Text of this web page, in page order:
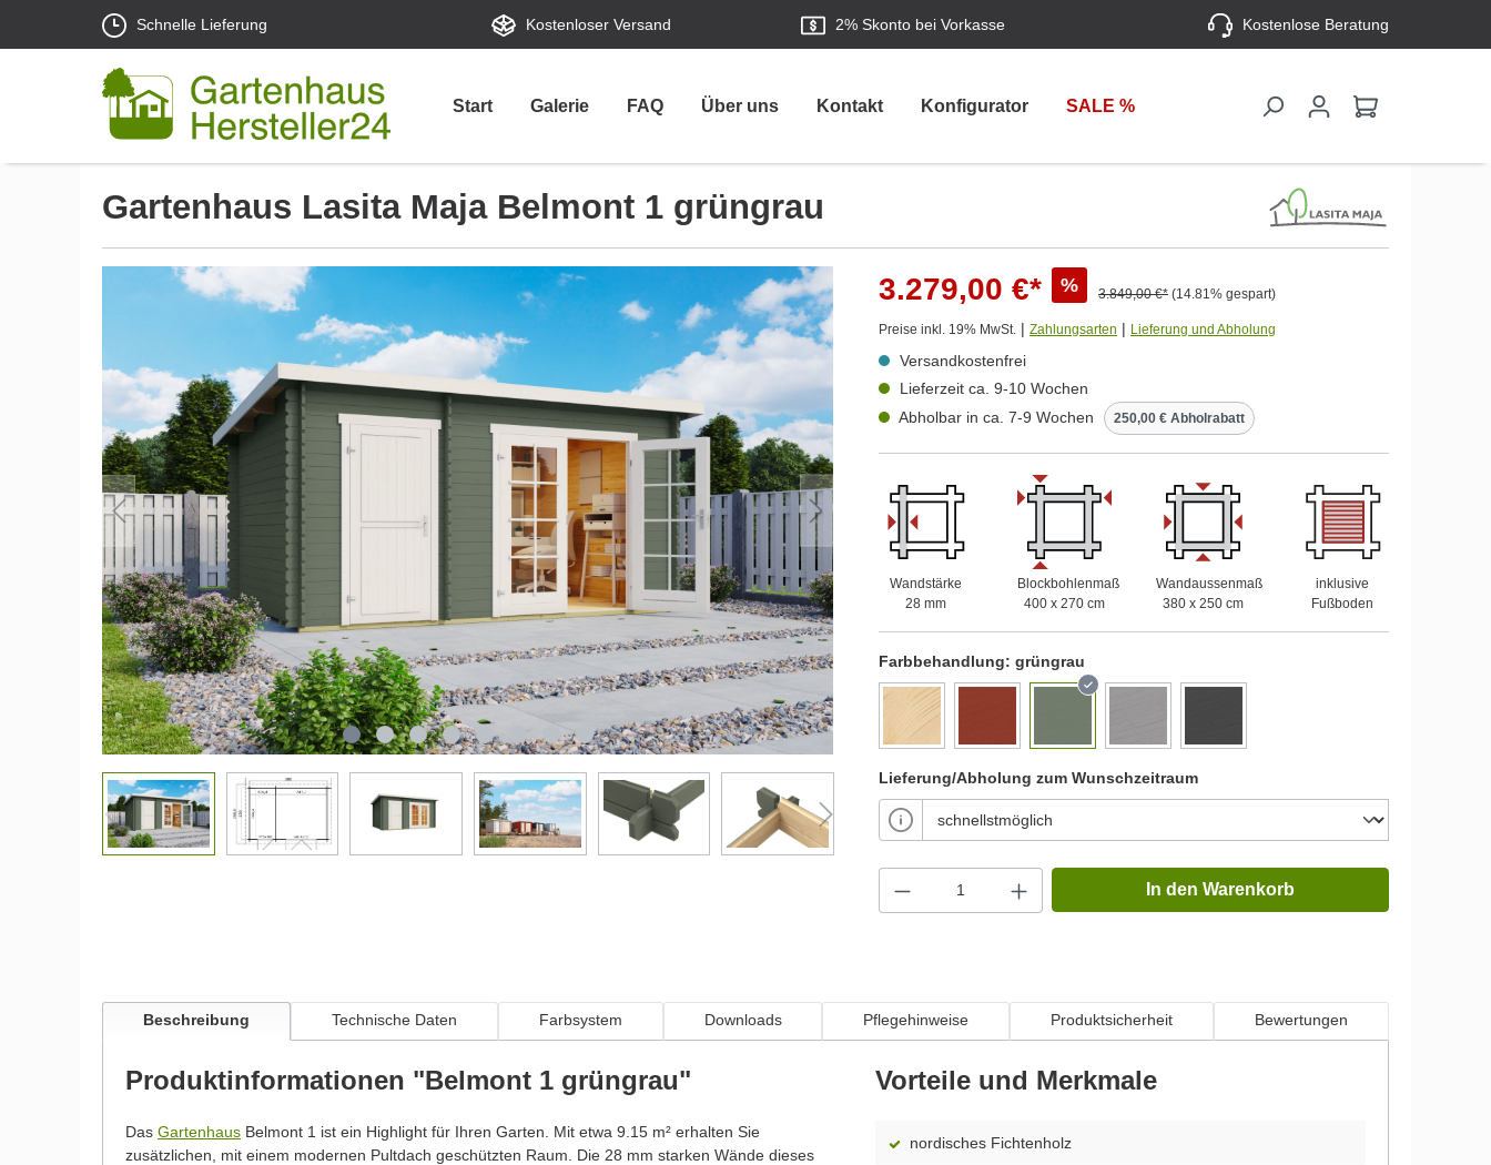
Schnelle Lieferung Kostenloser Versand 2% Skonto bei Vorkasse Kostenlose Beratung
Start Galerie FAQ Über uns Kontakt Konfigurator SALE %
Gartenhaus Lasita Maja Belmont 1 grüngrau
3.279,00 €* % 3.849,00 €* (14.81% gespart)
Preise inkl. 19% MwSt. | Zahlungsarten | Lieferung und Abholung
Versandkostenfrei
Lieferzeit ca. 9-10 Wochen
Abholbar in ca. 7-9 Wochen
250,00 € Abholrabatt
Wandstärke
28 mm
Blockbohlenmaß
400 x 270 cm
Wandaussenmaß
380 x 250 cm
inklusive
Fußboden
Farbbehandlung: grüngrau
Lieferung/Abholung zum Wunschzeitraum
In den Warenkorb
Beschreibung Technische Daten Farbsystem Downloads Pflegehinweise Produktsicherheit Bewertungen
Produktinformationen "Belmont 1 grüngrau"
Das Gartenhaus Belmont 1 ist ein Highlight für Ihren Garten. Mit etwa 9.15 m² erhalten Sie
zusätzlichen, mit einem modernen Pultdach geschützten Raum. Die 28 mm starken Wände dieses
Vorteile und Merkmale
nordisches Fichtenholz